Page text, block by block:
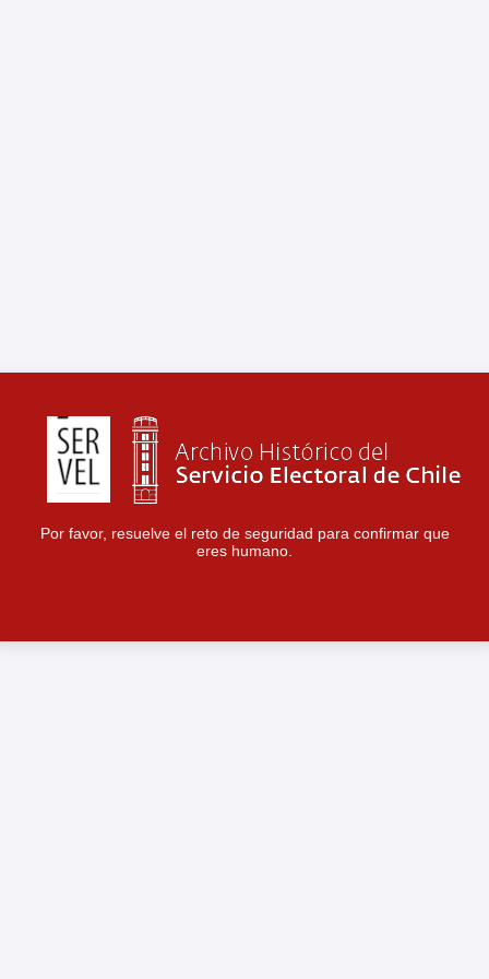
Por favor, resuelve el reto de seguridad para confirmar que
eres humano.